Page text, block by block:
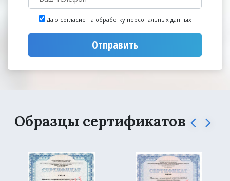
Даю согласие на обработку персональных данных
Отправить
Образцы сертификатов